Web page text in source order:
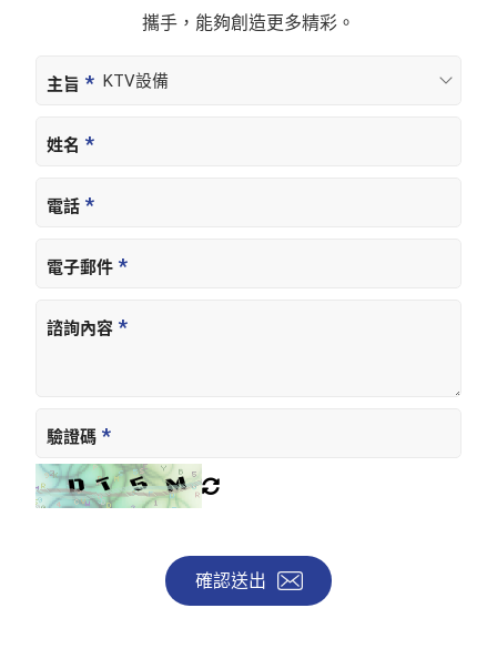
攜手， 能夠創造更多精彩。
主旨
姓名
電話
電子郵件
諮詢內容
驗證碼
確認送出